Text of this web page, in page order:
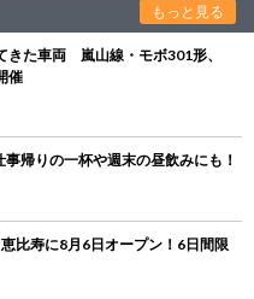
もっと見る
きた車両 嵐山線・モボ301形、
催
帰りの一杯や週末の昼飲みにも！
比寿に8月6日オープン！6日間限